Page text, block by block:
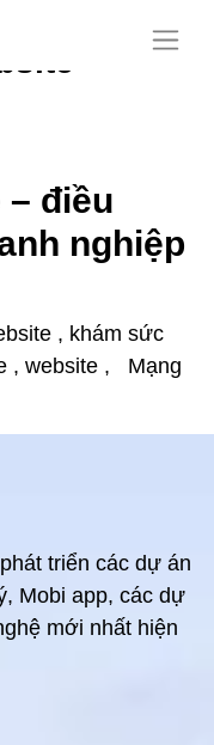
điều
nghiệp
, khám sức
, website ,
Mạng
triển các dự án
Mobi app, các dự
mới nhất hiện